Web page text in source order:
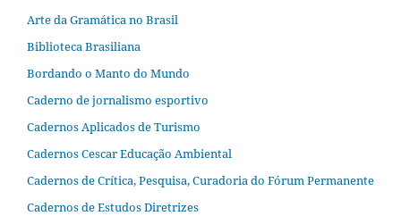
Arte da Gramática no Brasil
Biblioteca Brasiliana
Bordando o Manto do Mundo
Caderno de jornalismo esportivo
Cadernos Aplicados de Turismo
Cadernos Cescar Educação Ambiental
Cadernos de Crítica, Pesquisa, Curadoria do Fórum Permanente
Cadernos de Estudos Diretrizes